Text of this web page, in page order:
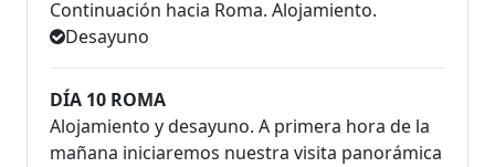
Continuación hacia Roma. Alojamiento.
Desayuno
DÍA 10 ROMA
Alojamiento y desayuno. A primera hora de la
mañana iniciaremos nuestra visita panorámica